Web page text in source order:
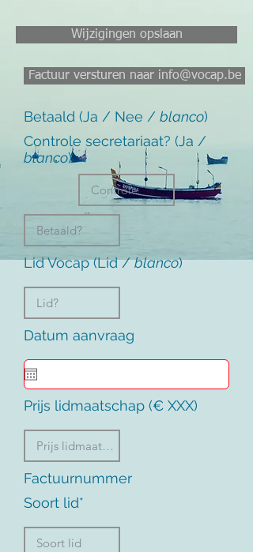
Wijzigingen opslaan
Factuur versturen naar info@vocap.be
Betaald (Ja / Nee / blanco)
Controle secretariaat? (Ja /
blanco)
Lid Vocap (Lid /blanco)
Datum aanvraag
Prijs lidmaatschap (€ XXX)
Factuurnummer
Soort lid*